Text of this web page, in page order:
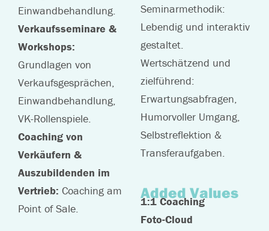
Einwandbehandlung.
Verkaufsseminare &
Workshops:
Grundlagen von
Verkaufsgesprächen,
Einwandbehandlung,
VK-Rollenspiele.
Coaching von
Verkäufern &
Auszubildenden im
Vertrieb: Coaching am
Point of Sale.
Seminarmethodik:
Lebendig und interaktiv
gestaltet.
Wertschätzend und
zielführend:
Erwartungsabfragen,
Humorvoller Umgang,
Selbstreflektion &
Transferaufgaben.
Added Values
1:1 Coaching
Foto-Cloud